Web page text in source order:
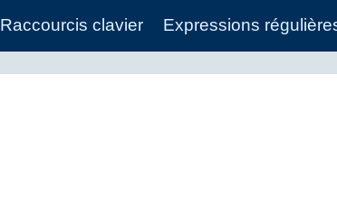
Raccourcis clavier Expressions